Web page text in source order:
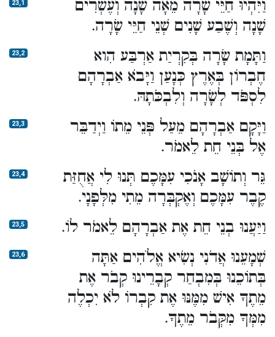
23,1
וַיִּהְיוּ חַיֵּי שָׂרָה מֵאָה שָׁנָה וְעֶשְׂרִים
שָׁנָה וְשֶׁבַע שָׁנִים שְׁנֵי חַיֵּי שָׂרָה.
23,2
וַתָּמָת שָׂרָה בְּקִרְיַת אַרְבַּע הִוא
חֶבְרוֹן בְּאֶרֶץ כְּנָעַן וַיָּבֹא אַבְרָהָם
לִסְפֹּד לְשָׂרָה וְלִבְכֹּתָהּ.
23,3
וַיָּקָם אַבְרָהָם מֵעַל פְּנֵי מֵתוֹ וַיְדַבֵּר
אֶל בְּנֵי חֵת לֵאמֹר.
23,4
גֵּר וְתוֹשָׁב אָנֹכִי עִמָּכֶם תְּנוּ לִי אֲחֻזַּת
קֶבֶר עִמָּכֶם וְאֶקְבְּרָה מֵתִי מִלְּפָנָי.
23,5 וַיַּעֲנוּ בְנֵי חֵת אֶת אַבְרָהָם לֵאמֹר לוֹ.
23,6
שְׁמָעֵנוּ אֲדֹנִי נְשִׂיא אֱלֹהִים אַתָּה
בְּתוֹכֵנוּ בְּמִבְחַר קְבָרֵינוּ קְבֹר אֶת
מֵתֶךָ אִישׁ מִמֶּנּוּ אֶת קִבְרוֹ לֹא יִכְלֶה
מִמְּךָ מִקְּבֹר מֵתֶךָ.